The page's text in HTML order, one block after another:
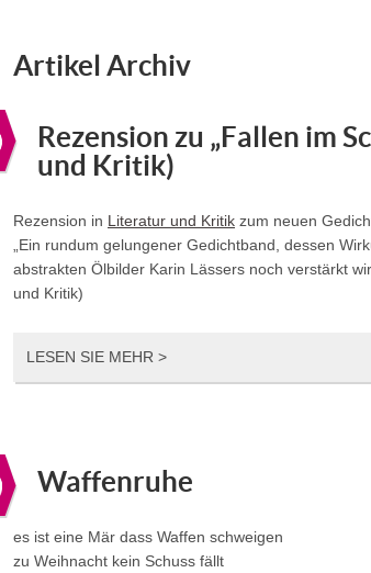
Artikel Archiv
Rezension zu „Fallen im
und Kritik)
Rezension in Literatur und Kritik zum neuen
„Ein rundum gelungener Gedichtband, dessen
abstrakten Ölbilder Karin Lässers noch verstärkt
und Kritik)
LESEN SIE MEHR >
Waffenruhe
es ist eine Mär dass Waffen schweigen
zu Weihnacht kein Schuss fällt